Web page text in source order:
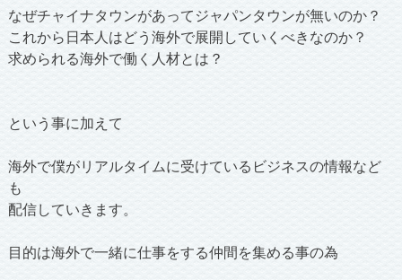
なぜチャイナタウンがあってジャパンタウンが無いのか？
これから日本人はどう海外で展開していくべきなのか？
求められる海外で働く人材とは？
という事に加えて
海外で僕がリアルタイムに受けているビジネスの情報など
も
配信していきます。
目的は海外で一緒に仕事をする仲間を集める事の為